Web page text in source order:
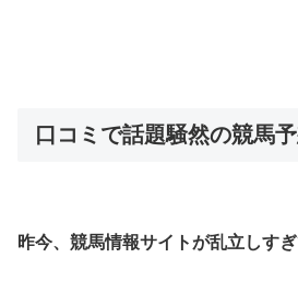
口コミで話題騒然の競馬
昨今、競馬情報サイトが乱立しすぎ